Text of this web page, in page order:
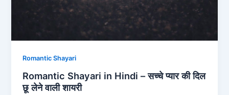
Romantic Shayari
Romantic Shayari in Hindi – सच्चे प्यार की दिल
छू लेने वाली शायरी